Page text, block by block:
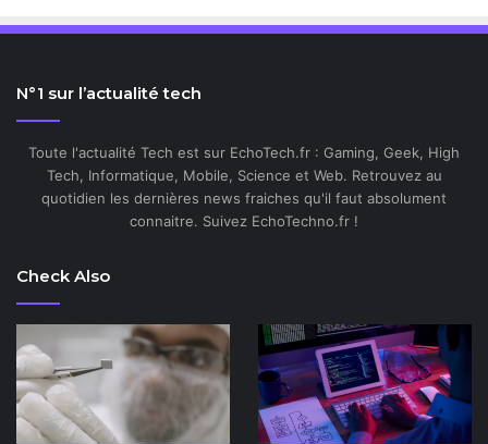
N°1 sur l’actualité tech
Toute l'actualité Tech est sur EchoTech.fr : Gaming, Geek, High
Tech, Informatique, Mobile, Science et Web. Retrouvez au
quotidien les dernières news fraiches qu'il faut absolument
connaitre. Suivez EchoTechno.fr !
Check Also